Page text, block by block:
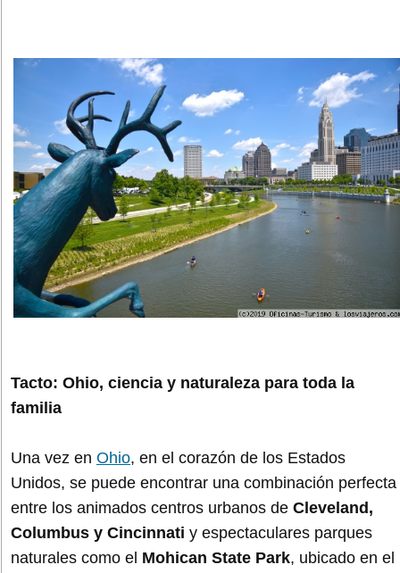
Tacto: Ohio, ciencia y naturaleza para toda la
familia
Una vez en Ohio, en el corazón de los Estados
Unidos, se puede encontrar una combinación perfecta
entre los animados centros urbanos de Cleveland,
Columbus y Cincinnati y espectaculares parques
naturales como el Mohican State Park, ubicado en el